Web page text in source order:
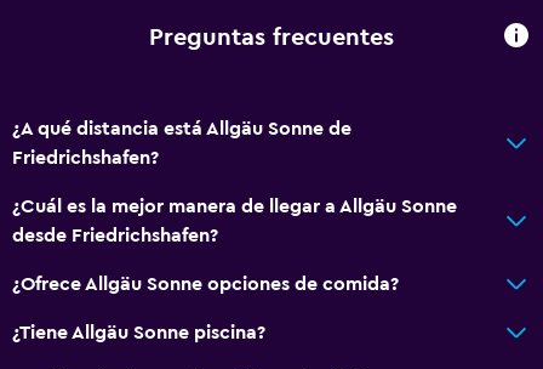
Preguntas frecuentes
¿A qué distancia está Allgäu Sonne de
Friedrichshafen?
¿Cuál es la mejor manera de llegar a Allgäu Sonne
desde Friedrichshafen?
¿Ofrece Allgäu Sonne opciones de comida?
¿Tiene Allgäu Sonne piscina?